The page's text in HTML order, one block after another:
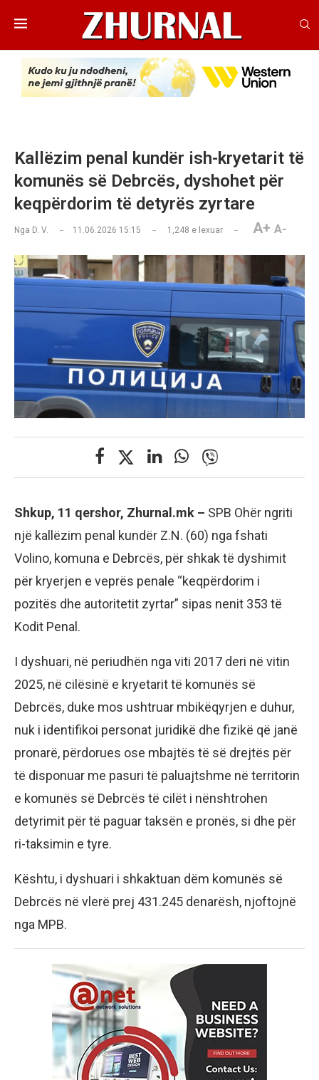
Kallëzim penal kundër ish-kryetarit të
komunës së Debrcës, dyshohet për
keqpërdorim të detyrës zyrtare
Nga D. V. 11.06.2026 15:15 1,248 e lexuar A+ A-
Shkup, 11 qershor, Zhurnal.mk – SPB Ohër ngriti
një kallëzim penal kundër Z.N. (60) nga fshati
Volino, komuna e Debrcës, për shkak të dyshimit
për kryerjen e veprës penale “keqpërdorim i
pozitës dhe autoritetit zyrtar” sipas nenit 353 të
Kodit Penal.
I dyshuari, në periudhën nga viti 2017 deri në vitin
2025, në cilësinë e kryetarit të komunës së
Debrcës, duke mos ushtruar mbikëqyrjen e duhur,
nuk i identifikoi personat juridikë dhe fizikë që janë
pronarë, përdorues ose mbajtës të së drejtës për
të disponuar me pasuri të paluajtshme në territorin
e komunës së Debrcës të cilët i nënshtrohen
detyrimit për të paguar taksën e pronës, si dhe për
ri-taksimin e tyre.
Kështu, i dyshuari i shkaktuan dëm komunës së
Debrcës në vlerë prej 431.245 denarësh, njoftojnë
nga MPB.